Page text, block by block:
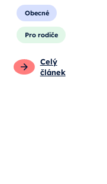
Obecné
Pro rodiče
Celý
článek